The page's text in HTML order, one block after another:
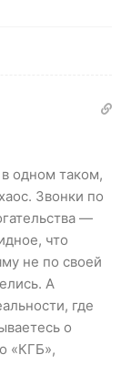
одном таком,
Звонки по
—
что
не по своей
А
где
о
«КГБ»,